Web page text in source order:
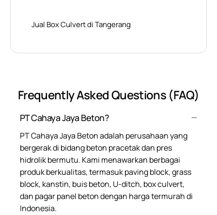
Jual Box Culvert di Tangerang
Frequently Asked Questions (FAQ)
PT Cahaya Jaya Beton?
PT Cahaya Jaya Beton adalah perusahaan yang
bergerak di bidang beton pracetak dan pres
hidrolik bermutu. Kami menawarkan berbagai
produk berkualitas, termasuk paving block, grass
block, kanstin, buis beton, U-ditch, box culvert,
dan pagar panel beton dengan harga termurah di
Indonesia.